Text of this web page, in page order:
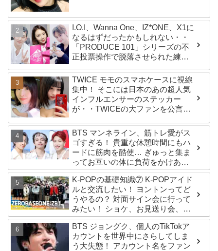
I.O.I、Wanna One、IZ*ONE、X1に
なるはずだったかもしれない・・
「PRODUCE 101」シリーズの不
正投票操作で脱落させられた練習
TWICE モモのスマホケースに視線
集中！ そこには日本のあの超人気
インフルエンサーのステッカー
が・・TWICEの大ファンを公言す
「成功したファン」だと話題沸騰
BTS マンネライン、筋トレ愛がス
ゴすぎる！ 貴重な休憩時間にもハ
ードに筋肉を酷使… ぎゅっと集ま
ってお互いの体に負荷をかけあう
３人のトレーニング風景がかわい
すぎるとファンくぎづけ
K-POPの基礎知識⑦ K-POPアイド
ルと交流したい！ ヨントンってど
うやるの？ 対面サイン会に行って
みたい！ ショケ、お見送り会、握
手会・・・リリースイベントあれ
これを紹介
BTS ジョングク、個人のTikTokア
カウントを世界中にさらしてしま
う大失態！ アカウント名をファン